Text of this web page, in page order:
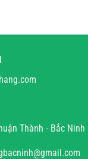
Thành - Bắc Ninh